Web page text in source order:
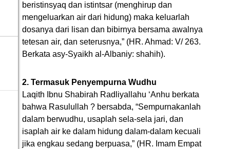
beristinsyaq dan istintsar (menghirup dan
mengeluarkan air dari hidung) maka keluarlah
dosanya dari lisan dan bibirnya bersama awalnya
tetesan air, dan seterusnya,” (HR. Ahmad: V/ 263.
Berkata asy-Syaikh al-Albaniy: shahih).
2. Termasuk Penyempurna Wudhu
Laqith Ibnu Shabirah Radliyallahu ‘Anhu berkata
bahwa Rasulullah ? bersabda, “Sempurnakanlah
dalam berwudhu, usaplah sela-sela jari, dan
isaplah air ke dalam hidung dalam-dalam kecuali
jika engkau sedang berpuasa,” (HR. Imam Empat